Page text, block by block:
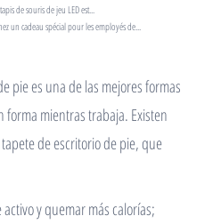
de souris de jeu LED est...
un cadeau spécial pour les employés de...
pie es una de las mejores formas
mientras trabaja. Existen
de escritorio de pie, que
y quemar más calorías;